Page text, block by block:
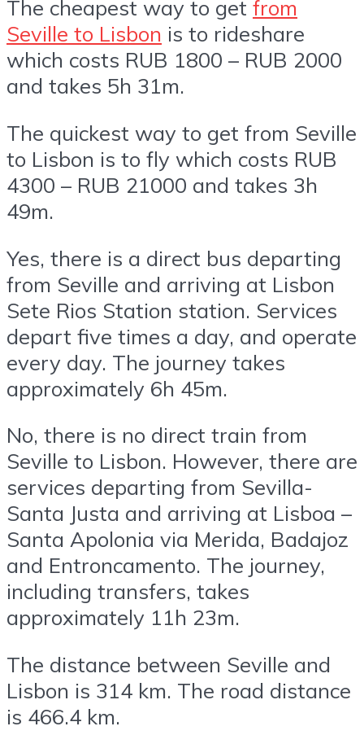
The cheapest way to get from
Seville to Lisbon is to rideshare
which costs RUB 1800 – RUB 2000
and takes 5h 31m.
The quickest way to get from Seville
to Lisbon is to fly which costs RUB
4300 – RUB 21000 and takes 3h
49m.
Yes, there is a direct bus departing
from Seville and arriving at Lisbon
Sete Rios Station station. Services
depart five times a day, and operate
every day. The journey takes
approximately 6h 45m.
No, there is no direct train from
Seville to Lisbon. However, there are
services departing from Sevilla-
Santa Justa and arriving at Lisboa –
Santa Apolonia via Merida, Badajoz
and Entroncamento. The journey,
including transfers, takes
approximately 11h 23m.
The distance between Seville and
Lisbon is 314 km. The road distance
is 466.4 km.